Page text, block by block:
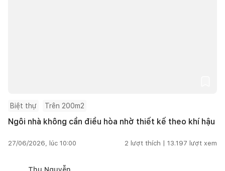
Biệt thự Trên 200m2
Ngôi nhà không cần điều hòa nhờ thiết kế theo khí hậu
27/06/2026, lúc 10:00 2 lượt thích | 13.197 lượt xem